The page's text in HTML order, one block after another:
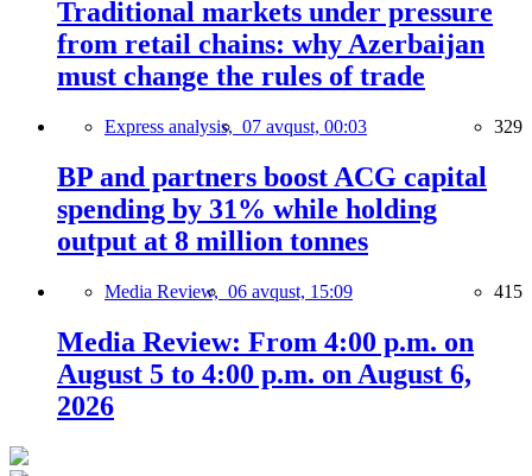
Traditional markets under pressure
from retail chains: why Azerbaijan
must change the rules of trade
Express analysis, 07 avqust, 00:03 329
BP and partners boost ACG capital
spending by 31% while holding
output at 8 million tonnes
Media Review, 06 avqust, 15:09 415
Media Review: From 4:00 p.m. on
August 5 to 4:00 p.m. on August 6,
2026